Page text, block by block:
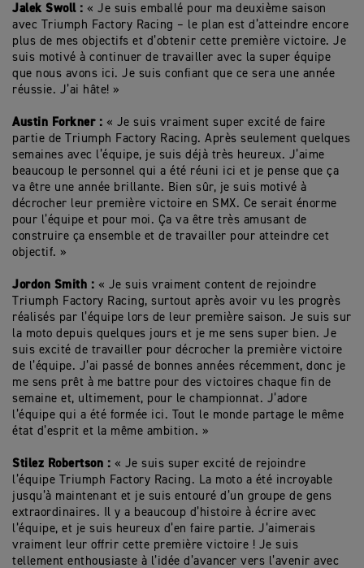
Jalek Swoll : « Je suis emballé pour ma deuxième saison
avec Triumph Factory Racing – le plan est d’atteindre encore
plus de mes objectifs et d’obtenir cette première victoire. Je
suis motivé à continuer de travailler avec la super équipe
que nous avons ici. Je suis confiant que ce sera une année
réussie. J’ai hâte! »
Austin Forkner : « Je suis vraiment super excité de faire
partie de Triumph Factory Racing. Après seulement quelques
semaines avec l’équipe, je suis déjà très heureux. J’aime
beaucoup le personnel qui a été réuni ici et je pense que ça
va être une année brillante. Bien sûr, je suis motivé à
décrocher leur première victoire en SMX. Ce serait énorme
pour l’équipe et pour moi. Ça va être très amusant de
construire ça ensemble et de travailler pour atteindre cet
objectif. »
Jordon Smith : « Je suis vraiment content de rejoindre
Triumph Factory Racing, surtout après avoir vu les progrès
réalisés par l’équipe lors de leur première saison. Je suis sur
la moto depuis quelques jours et je me sens super bien. Je
suis excité de travailler pour décrocher la première victoire
de l’équipe. J’ai passé de bonnes années récemment, donc je
me sens prêt à me battre pour des victoires chaque fin de
semaine et, ultimement, pour le championnat. J’adore
l’équipe qui a été formée ici. Tout le monde partage le même
état d’esprit et la même ambition. »
Stilez Robertson : « Je suis super excité de rejoindre
l’équipe Triumph Factory Racing. La moto a été incroyable
jusqu’à maintenant et je suis entouré d’un groupe de gens
extraordinaires. Il y a beaucoup d’histoire à écrire avec
l’équipe, et je suis heureux d’en faire partie. J’aimerais
vraiment leur offrir cette première victoire ! Je suis
tellement enthousiaste à l’idée d’avancer vers l’avenir avec